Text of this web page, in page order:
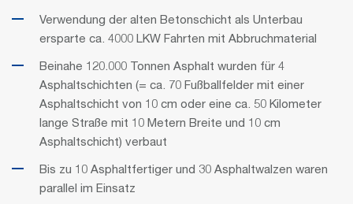
Verwendung der alten Betonschicht als Unterbau
ersparte ca. 4000 LKW Fahrten mit Abbruchmaterial
Beinahe 120.000 Tonnen Asphalt wurden für 4
Asphaltschichten (= ca. 70 Fußballfelder mit einer
Asphaltschicht von 10 cm oder eine ca. 50 Kilometer
lange Straße mit 10 Metern Breite und 10 cm
Asphaltschicht) verbaut
Bis zu 10 Asphaltfertiger und 30 Asphaltwalzen waren
parallel im Einsatz